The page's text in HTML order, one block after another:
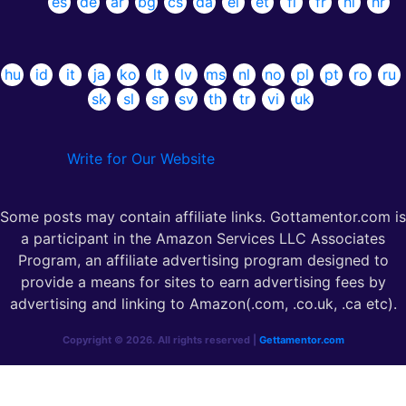
hu id it ja ko lt lv ms nl no pl pt ro
ru
sk
sl sr sv th tr vi uk
Write for Our Website
Some posts may contain affiliate links. Gottamentor.com is
a participant in the Amazon Services LLC Associates
Program, an affiliate advertising program designed to
provide a means for sites to earn advertising fees by
advertising and linking to Amazon(.com, .co.uk, .ca etc).
Copyright © 2026. All rights reserved | Gettamentor.com